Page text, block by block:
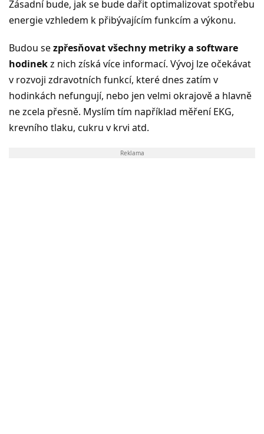
Zásadní bude, jak se bude dařit optimalizovat spotřebu
energie vzhledem k přibývajícím funkcím a výkonu.
Budou sezpřesňovat všechny metriky a software
hodinekz nich získá více informací. Vývoj lze očekávat
v rozvoji zdravotních funkcí, které dnes zatím v
hodinkách nefungují, nebo jen velmi okrajově a hlavně
ne zcela přesně. Myslím tím například měření EKG,
krevního tlaku, cukru v krvi atd.
Reklama